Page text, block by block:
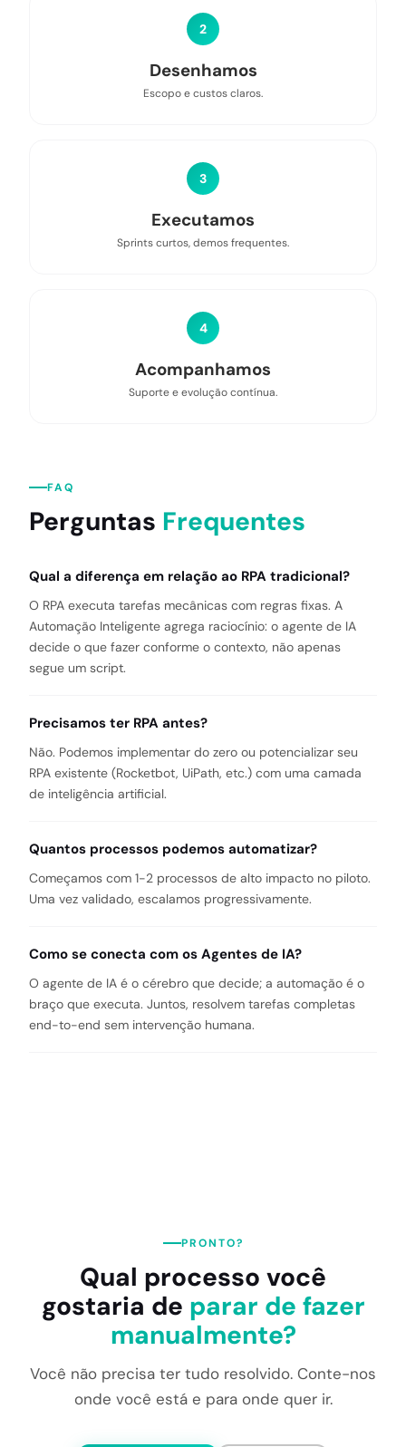
2
Desenhamos
Escopo e custos claros.
3
Executamos
Sprints curtos, demos frequentes.
4
Acompanhamos
Suporte e evolução contínua.
FAQ
Perguntas Frequentes
Qual a diferença em relação ao RPA tradicional?
O RPA executa tarefas mecânicas com regras fixas. A
Automação Inteligente agrega raciocínio: o agente de IA
decide o que fazer conforme o contexto, não apenas
segue um script.
Precisamos ter RPA antes?
Não. Podemos implementar do zero ou potencializar seu
RPA existente (Rocketbot, UiPath, etc.) com uma camada
de inteligência artificial.
Quantos processos podemos automatizar?
Começamos com 1-2 processos de alto impacto no piloto.
Uma vez validado, escalamos progressivamente.
Como se conecta com os Agentes de IA?
O agente de IA é o cérebro que decide; a automação é o
braço que executa. Juntos, resolvem tarefas completas
end-to-end sem intervenção humana.
PRONTO?
Qual processo você
gostaria de parar de fazer
manualmente?
Você não precisa ter tudo resolvido. Conte-nos
onde você está e para onde quer ir.